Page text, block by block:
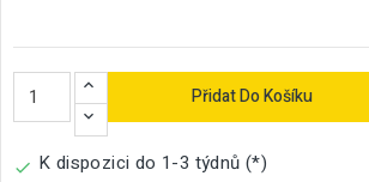
Přidat Do Košíku
 K dispozici do 1-3 týdnů (*)